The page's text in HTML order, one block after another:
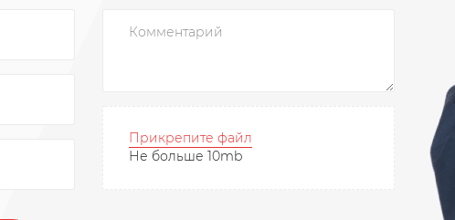
Прикрепите файл
Не больше 10mb